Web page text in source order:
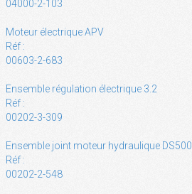
04000-2-103
Moteur électrique APV
Réf :
00603-2-683
Ensemble régulation électrique 3.2
Réf :
00202-3-309
Ensemble joint moteur hydraulique DS500
Réf :
00202-2-548